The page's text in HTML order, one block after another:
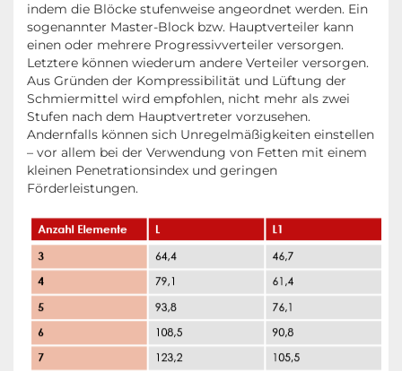
indem die Blöcke stufenweise angeordnet werden. Ein
sogenannter Master-Block bzw. Hauptverteiler kann
einen oder mehrere Progressivverteiler versorgen.
Letztere können wiederum andere Verteiler versorgen.
Aus Gründen der Kompressibilität und Lüftung der
Schmiermittel wird empfohlen, nicht mehr als zwei
Stufen nach dem Hauptvertreter vorzusehen.
Andernfalls können sich Unregelmäßigkeiten einstellen
– vor allem bei der Verwendung von Fetten mit einem
kleinen Penetrationsindex und geringen
Förderleistungen.